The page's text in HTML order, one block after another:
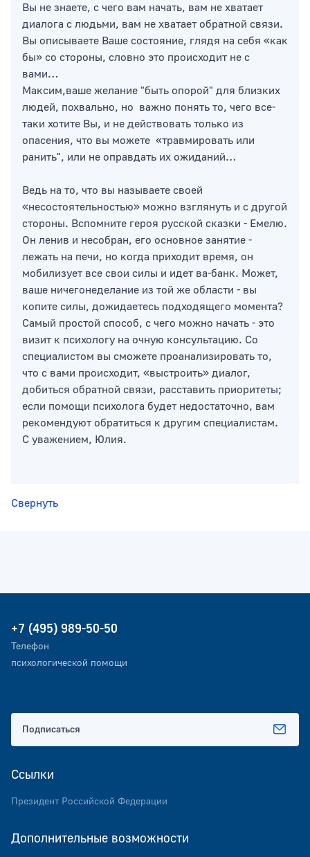
Вы не знаете, с чего вам начать, вам не хватает
диалога с людьми, вам не хватает обратной связи.
Вы описываете Ваше состояние, глядя на себя «как
бы» со стороны, словно это происходит не с
вами…
Максим,ваше желание "быть опорой" для близких
людей, похвально, но важно понять то, чего все-
таки хотите Вы, и не действовать только из
опасения, что вы можете «травмировать или
ранить", или не оправдать их ожиданий…
Ведь на то, что вы называете своей
«несостоятельностью» можно взглянуть и с другой
стороны. Вспомните героя русской сказки - Емелю.
Он ленив и несобран, его основное занятие -
лежать на печи, но когда приходит время, он
мобилизует все свои силы и идет ва-банк. Может,
ваше ничегонеделание из той же области - вы
копите силы, дожидаетесь подходящего момента?
Самый простой способ, с чего можно начать - это
визит к психологу на очную консультацию. Со
специалистом вы сможете проанализировать то,
что с вами происходит, «выстроить» диалог,
добиться обратной связи, расставить приоритеты;
если помощи психолога будет недостаточно, вам
рекомендуют обратиться к другим специалистам.
С уважением, Юлия.
Свернуть
+7 (495) 989-50-50
Телефон
психологической помощи
Ссылки
Президент Российской Федерации
Дополнительные возможности
Подписаться